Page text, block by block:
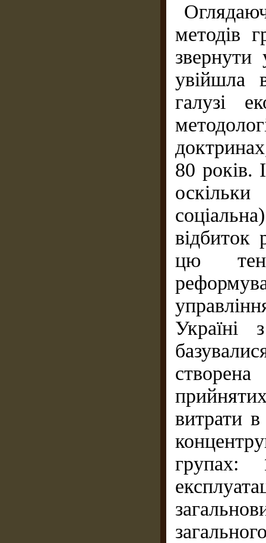
методів
увійшла
галузі
80 років.
відбиток
цю
витрати в
групах: